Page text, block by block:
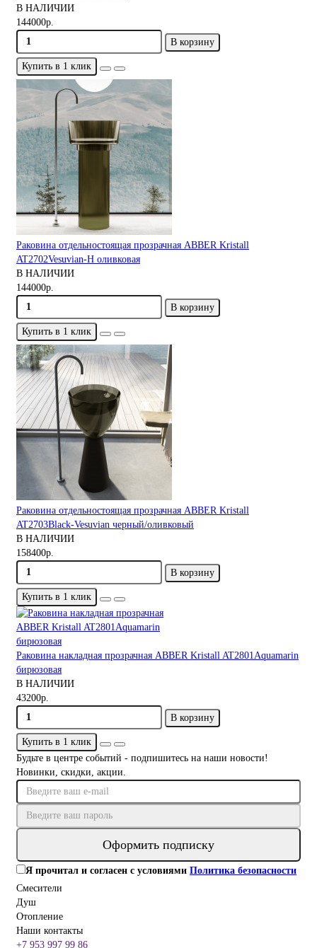
В НАЛИЧИИ
144000р.
В корзину
Купить в 1 клик
Раковина отдельностоящая прозрачная ABBER Kristall
AT2702Vesuvian-H оливковая
В НАЛИЧИИ
144000р.
В корзину
Купить в 1 клик
Раковина отдельностоящая прозрачная ABBER Kristall
AT2703Black-Vesuvian черный/оливковый
В НАЛИЧИИ
158400р.
В корзину
Купить в 1 клик
Раковина накладная прозрачная ABBER Kristall AT2801Aquamarin
бирюзовая
В НАЛИЧИИ
43200р.
В корзину
Купить в 1 клик
Будьте в центре событий - подпишитесь на наши новости!
Новинки, скидки, акции.
Оформить подписку
Я прочитал и согласен с условиями Политика безопасности
Смесители
Душ
Отопление
Наши контакты
+7 953 997 99 86